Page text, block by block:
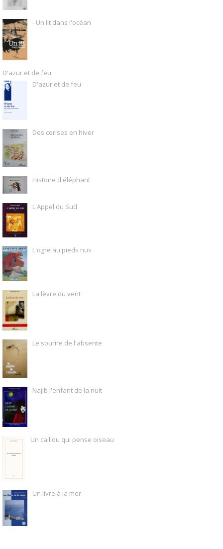
- Un lit dans l'océan
D'azur et de feu
D'azur et de feu
Des cerises en hiver
Histoire d'éléphant
L'Appel du Sud
L'ogre au pieds nus
La lèvre du vent
Le sourire de l'absente
Najib l'enfant de la nuit
Un caillou qui pense oiseau
Un livre à la mer